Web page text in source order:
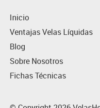
Inicio
Ventajas Velas Líquidas
Blog
Sobre Nosotros
Fichas Técnicas